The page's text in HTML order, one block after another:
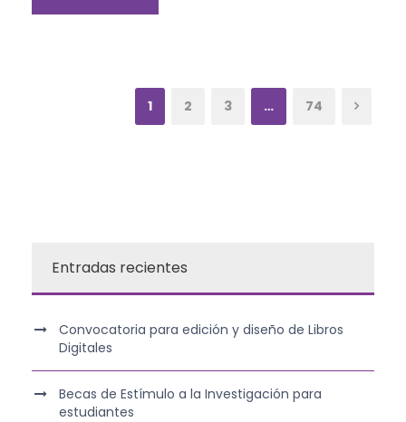
1 2 3 … 74
Entradas recientes
Convocatoria para edición y diseño de Libros
Digitales
Becas de Estímulo a la Investigación para
estudiantes